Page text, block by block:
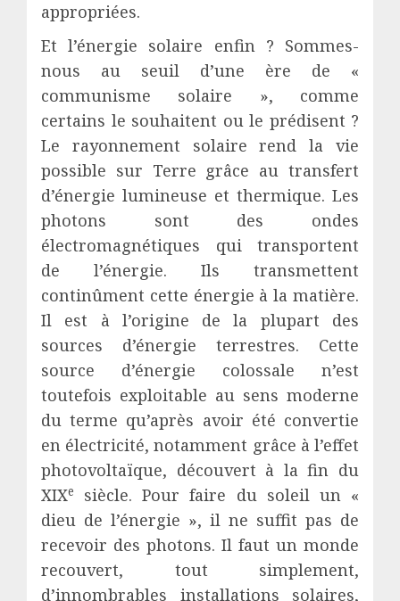
appropriées.
Et l’énergie solaire enfin ? Sommes-
nous au seuil d’une ère de «
communisme solaire », comme
certains le souhaitent ou le prédisent ?
Le rayonnement solaire rend la vie
possible sur Terre grâce au transfert
d’énergie lumineuse et thermique. Les
photons sont des ondes
électromagnétiques qui transportent
de l’énergie. Ils transmettent
continûment cette énergie à la matière.
Il est à l’origine de la plupart des
sources d’énergie terrestres. Cette
source d’énergie colossale n’est
toutefois exploitable au sens moderne
du terme qu’après avoir été convertie
en électricité, notamment grâce à l’effet
photovoltaïque, découvert à la fin du
XIXe
siècle. Pour faire du soleil un «
dieu de l’énergie », il ne suffit pas de
recevoir des photons. Il faut un monde
recouvert, tout simplement,
d’innombrables installations solaires,